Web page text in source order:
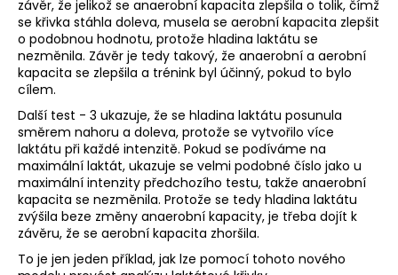
závěr, že jelikož se anaerobní kapacita zlepšila o tolik, čímž
se křivka stáhla doleva, musela se aerobní kapacita zlepšit
o podobnou hodnotu, protože hladina laktátu se
nezměnila. Závěr je tedy takový, že anaerobní a aerobní
kapacita se zlepšila a trénink byl účinný, pokud to bylo
cílem.
Další test - 3 ukazuje, že se hladina laktátu posunula
směrem nahoru a doleva, protože se vytvořilo více
laktátu při každé intenzitě. Pokud se podíváme na
maximální laktát, ukazuje se velmi podobné číslo jako u
maximální intenzity předchozího testu, takže anaerobní
kapacita se nezměnila. Protože se tedy hladina laktátu
zvýšila beze změny anaerobní kapacity, je třeba dojít k
závěru, že se aerobní kapacita zhoršila.
To je jen jeden příklad, jak lze pomocí tohoto nového